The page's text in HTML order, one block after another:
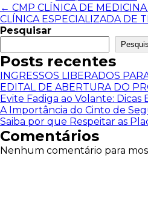
← CMP CLÍNICA DE
CLÍNICA ESPECIALIZADA DE
Pesquisar
Posts recentes
INGRESSOS LIBERADOS
EDITAL DE ABERTURA DO
Evite Fadiga ao Volante: Dicas
A Importância do Cinto de
Saiba por que Respeitar as
Comentários
Nenhum comentário para